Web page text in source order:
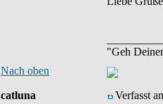
"Geh
Nach oben
catluna Verfasst